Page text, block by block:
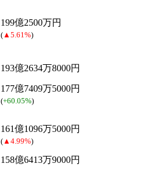
199億2500万円
(▲5.61%)
193億2634万8000円
177億7409万5000円
(+60.05%)
161億1096万5000円
(▲4.99%)
158億6413万9000円